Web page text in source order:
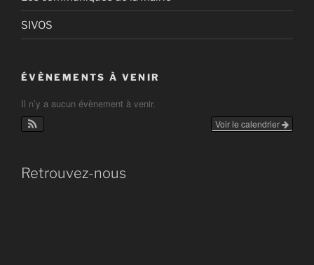
SIVOS
ÉVÈNEMENTS À VENIR
Il n’y a aucun évènement à venir.
Voir le calendrier
Retrouvez-nous